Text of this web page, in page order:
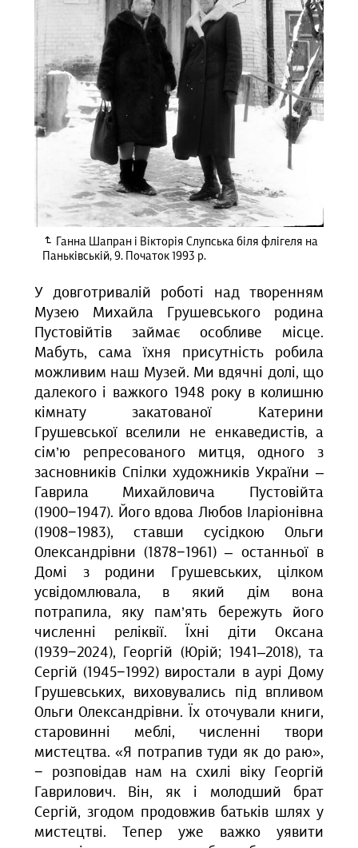
Ганна Шапран і Вікторія Слупська біля флігеля на
Паньківській, 9. Початок 1993 р.
У довготривалій роботі над творенням
Музею Михайла Грушевського родина
Пустовійтів займає особливе місце.
Мабуть, сама їхня присутність робила
можливим наш Музей. Ми вдячні долі, що
далекого і важкого 1948 року в колишню
кімнату закатованої Катерини
Грушевської вселили не енкаведистів, а
сім’ю репресованого митця, одного з
засновників Спілки художників України –
Гаврила Михайловича Пустовійта
(1900−1947). Його вдова Любов Іларіонівна
(1908−1983), ставши сусідкою Ольги
Олександрівни (1878−1961) – останньої в
Домі з родини Грушевських, цілком
усвідомлювала, в який дім вона
потрапила, яку пам’ять бережуть його
численні реліквії. Їхні діти Оксана
(1939−2024), Георгій (Юрій; 1941–2018), та
Сергій (1945−1992) виростали в аурі Дому
Грушевських, виховувались під впливом
Ольги Олександрівни. Їх оточували книги,
старовинні меблі, численні твори
мистецтва. «Я потрапив туди як до раю»,
− розповідав нам на схилі віку Георгій
Гаврилович. Він, як і молодший брат
Сергій, згодом продовжив батьків шлях у
мистецтві. Тепер уже важко уявити